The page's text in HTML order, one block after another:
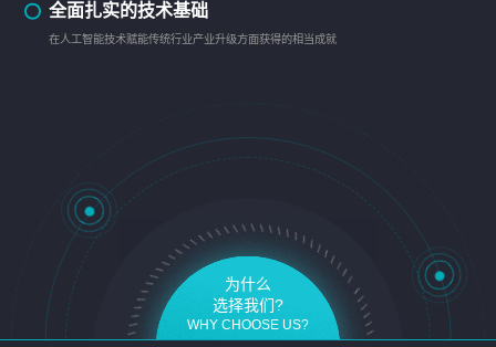
全面扎实的技术基础
在人工智能技术赋能传统行业产业升级方面获得的相当成就
为什么
选择我们?
WHY CHOOSE US?